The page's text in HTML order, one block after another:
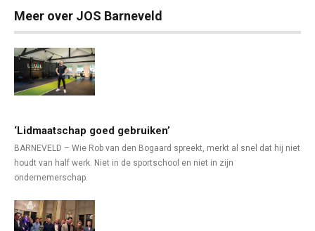
Meer over JOS Barneveld
‘Lidmaatschap goed gebruiken’
BARNEVELD – Wie Rob van den Bogaard spreekt, merkt al snel dat hij niet
houdt van half werk. Niet in de sportschool en niet in zijn
ondernemerschap.